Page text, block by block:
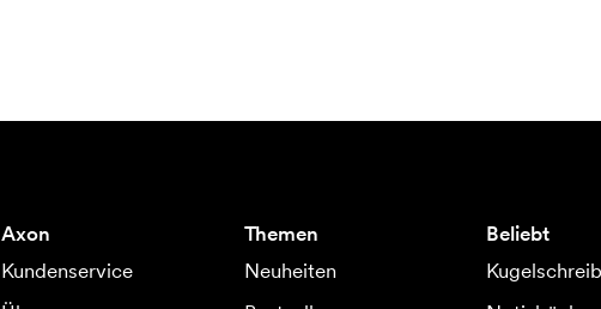
Axon
Kundenservice
Themen
Neuheiten
Beliebt